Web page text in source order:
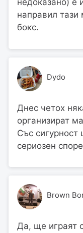
направил
бокс.
Dydo
Днес четох
организират
Със
сериозен
Brown
Да, ще играят